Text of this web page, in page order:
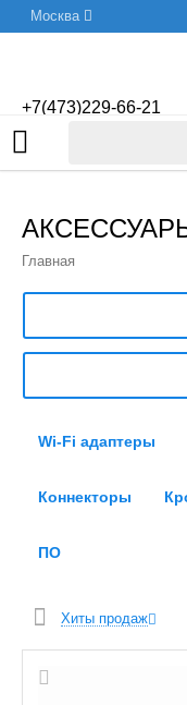
Москва
+7(473)229-66-21
Главная
Wi-Fi адаптеры
Коннекторы
ПО
Хиты продаж